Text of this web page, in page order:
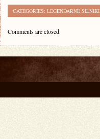
CATEGORIES: LEGENDARNE SILNIKI
Comments are closed.